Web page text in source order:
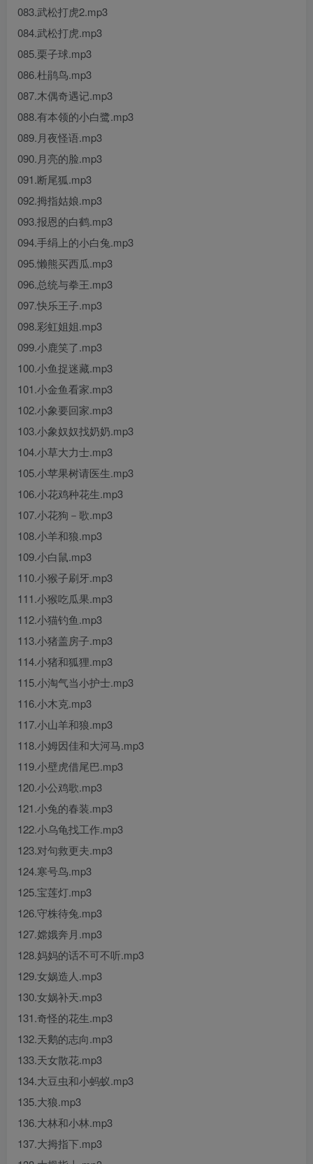
083.武松打虎2.mp3
084.武松打虎.mp3
085.栗子球.mp3
086.杜鹃鸟.mp3
087.木偶奇遇记.mp3
088.有本领的小白鹭.mp3
089.月夜怪语.mp3
090.月亮的脸.mp3
091.断尾狐.mp3
092.拇指姑娘.mp3
093.报恩的白鹤.mp3
094.手绢上的小白兔.mp3
095.懒熊买西瓜.mp3
096.总统与拳王.mp3
097.快乐王子.mp3
098.彩虹姐姐.mp3
099.小鹿笑了.mp3
100.小鱼捉迷藏.mp3
101.小金鱼看家.mp3
102.小象要回家.mp3
103.小象奴奴找奶奶.mp3
104.小草大力士.mp3
105.小苹果树请医生.mp3
106.小花鸡种花生.mp3
107.小花狗－歌.mp3
108.小羊和狼.mp3
109.小白鼠.mp3
110.小猴子刷牙.mp3
111.小猴吃瓜果.mp3
112.小猫钓鱼.mp3
113.小猪盖房子.mp3
114.小猪和狐狸.mp3
115.小淘气当小护士.mp3
116.小木克.mp3
117.小山羊和狼.mp3
118.小姆因佳和大河马.mp3
119.小壁虎借尾巴.mp3
120.小公鸡歌.mp3
121.小兔的春装.mp3
122.小乌龟找工作.mp3
123.对句救更夫.mp3
124.寒号鸟.mp3
125.宝莲灯.mp3
126.守株待兔.mp3
127.嫦娥奔月.mp3
128.妈妈的话不可不听.mp3
129.女娲造人.mp3
130.女娲补天.mp3
131.奇怪的花生.mp3
132.天鹅的志向.mp3
133.天女散花.mp3
134.大豆虫和小蚂蚁.mp3
135.大狼.mp3
136.大林和小林.mp3
137.大拇指下.mp3